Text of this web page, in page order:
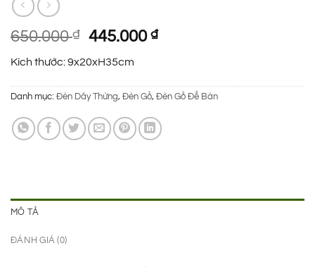
650.000₫
Giá
là:
650.000 ₫.
445.000₫Giá
là:
445.000 ₫.
Kích thước: 9x20xH35cm
Danh mục: Đèn Dây Thừng, Đèn Gỗ, Đèn Gỗ Để Bàn
MÔ TẢ
ĐÁNH GIÁ (0)